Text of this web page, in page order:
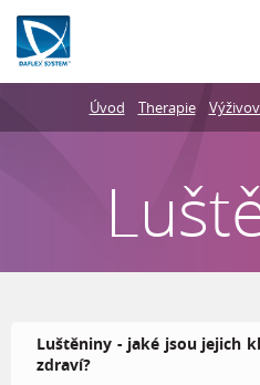
Úvod Therapie
Luštěniny - jaké jsou jejich
zdraví?